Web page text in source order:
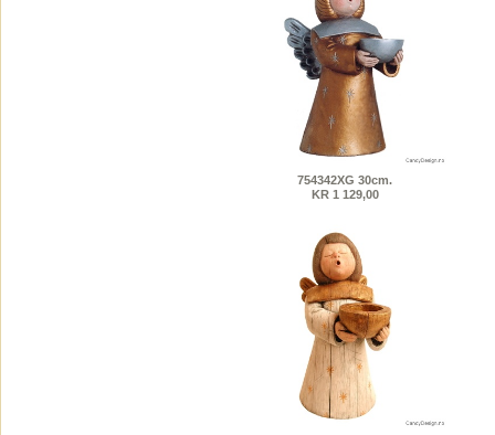
754342XG 30cm.
KR 1 129,00